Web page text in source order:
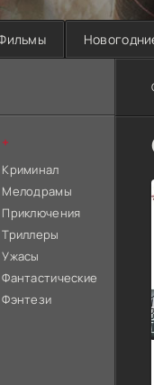
+
Криминал
Мелодрамы
Приключения
Триллеры
Ужасы
Фантастические
Фэнтези